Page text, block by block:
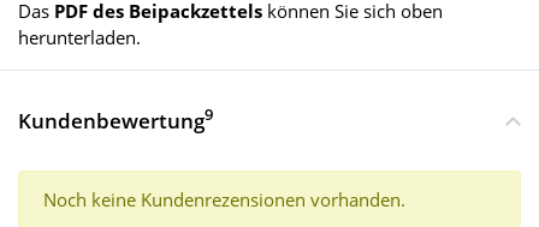
Das PDF des Beipackzettels können Sie sich oben
herunterladen.
Kundenbewertung9
Noch keine Kundenrezensionen vorhanden.